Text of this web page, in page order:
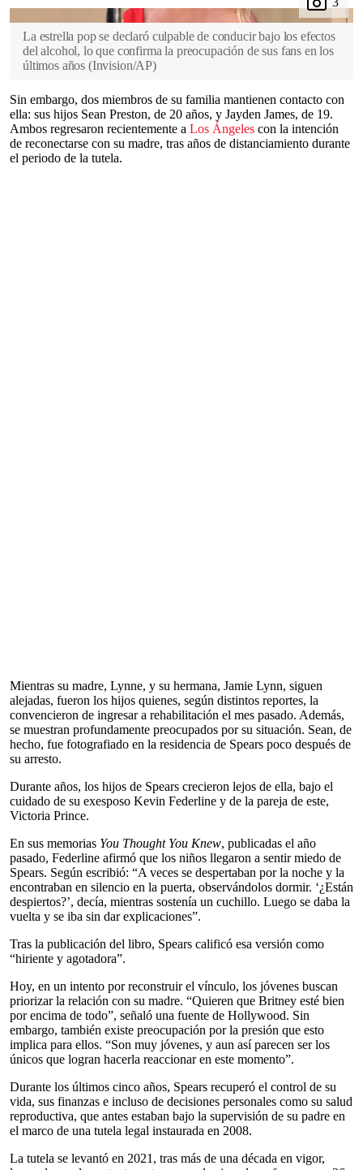
La estrella pop se declaró culpable de conducir bajo los efectos
del alcohol, lo que confirma la preocupación de sus fans en los
últimos años (Invision/AP)
Sin embargo, dos miembros de su familia mantienen contacto con
ella: sus hijos Sean Preston, de 20 años, y Jayden James, de 19.
Ambos regresaron recientemente a Los Ángeles con la intención
de reconectarse con su madre, tras años de distanciamiento durante
el periodo de la tutela.
Mientras su madre, Lynne, y su hermana, Jamie Lynn, siguen
alejadas, fueron los hijos quienes, según distintos reportes, la
convencieron de ingresar a rehabilitación el mes pasado. Además,
se muestran profundamente preocupados por su situación. Sean, de
hecho, fue fotografiado en la residencia de Spears poco después de
su arresto.
Durante años, los hijos de Spears crecieron lejos de ella, bajo el
cuidado de su exesposo Kevin Federline y de la pareja de este,
Victoria Prince.
En sus memorias You Thought You Knew, publicadas el año
pasado, Federline afirmó que los niños llegaron a sentir miedo de
Spears. Según escribió: “A veces se despertaban por la noche y la
encontraban en silencio en la puerta, observándolos dormir. ‘¿Están
despiertos?’, decía, mientras sostenía un cuchillo. Luego se daba la
vuelta y se iba sin dar explicaciones”.
Tras la publicación del libro, Spears calificó esa versión como
“hiriente y agotadora”.
Hoy, en un intento por reconstruir el vínculo, los jóvenes buscan
priorizar la relación con su madre. “Quieren que Britney esté bien
por encima de todo”, señaló una fuente de Hollywood. Sin
embargo, también existe preocupación por la presión que esto
implica para ellos. “Son muy jóvenes, y aun así parecen ser los
únicos que logran hacerla reaccionar en este momento”.
Durante los últimos cinco años, Spears recuperó el control de su
vida, sus finanzas e incluso de decisiones personales como su salud
reproductiva, que antes estaban bajo la supervisión de su padre en
el marco de una tutela legal instaurada en 2008.
La tutela se levantó en 2021, tras más de una década en vigor,